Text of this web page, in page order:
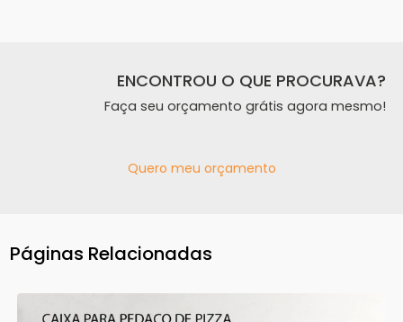
ENCONTROU O QUE PROCURAVA?
Faça seu orçamento grátis agora mesmo!
Quero meu orçamento
Páginas Relacionadas